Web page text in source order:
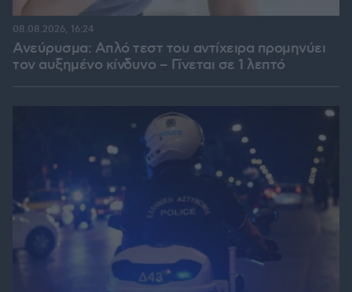
Ανεύρυσμα: Απλό τεστ του αντίχειρα προμηνύει
τον αυξημένο κίνδυνο – Γίνεται σε 1 λεπτό
08.08.2026, 16:24